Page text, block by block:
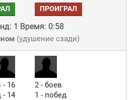
ПРОИГРАЛ
1 Время: 0:58
(удушение сзади)
- 16
- 14
2 - боев
1 - побед